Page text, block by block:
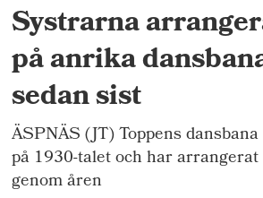
Systrarna
på anrika
sedan sist
ÄSPNÄS (JT) Toppens
på 1930-talet och har
genom åren